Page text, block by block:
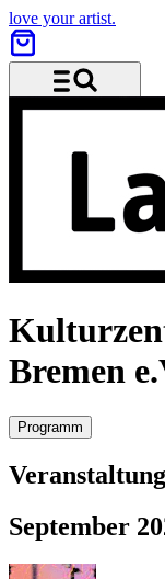
love your artist.
Menü und Suche
Bremen
Programm
September